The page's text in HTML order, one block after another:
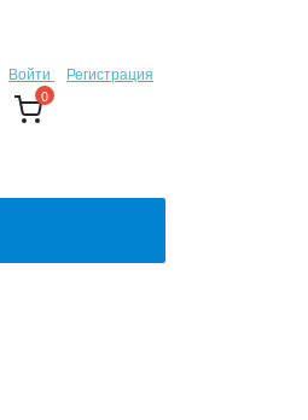
Войти Регистрация
0